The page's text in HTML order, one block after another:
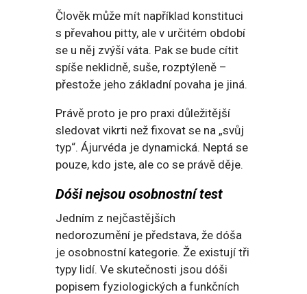
Člověk může mít například konstituci
s převahou pitty, ale v určitém období
se u něj zvýší váta. Pak se bude cítit
spíše neklidně, suše, rozptýleně –
přestože jeho základní povaha je jiná.
Právě proto je pro praxi důležitější
sledovat vikrti než fixovat se na „svůj
typ“. Ájurvéda je dynamická. Neptá se
pouze, kdo jste, ale co se právě děje.
Dóši nejsou osobnostní test
Jedním z nejčastějších
nedorozumění je představa, že dóša
je osobnostní kategorie. Že existují tři
typy lidí. Ve skutečnosti jsou dóši
popisem fyziologických a funkčních